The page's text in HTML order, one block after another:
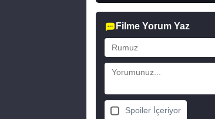
Filme Yorum Yaz
Spoiler İçeriyor